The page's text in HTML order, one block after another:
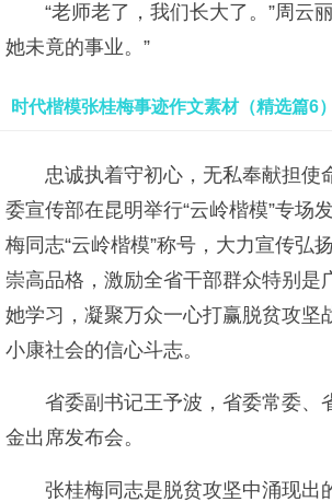
“老师老了，我们长大了。”周云
她未竟的事业。”
时代楷模张桂梅事迹作文素材（精选篇6）
忠诚执着守初心，无私奉献担使
委宣传部在昆明举行“云岭楷模”专场
梅同志“云岭楷模”称号，大力宣传弘
崇高品格，激励全省干部群众特别是
她学习，凝聚万众一心打赢脱贫攻坚
小康社会的信心斗志。
省委副书记王予波，省委常委、
金出席发布会。
张桂梅同志是脱贫攻坚中涌现出